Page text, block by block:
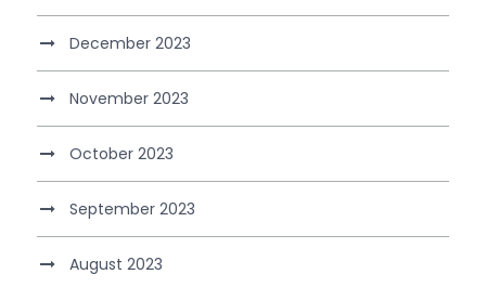
December 2023
November 2023
October 2023
September 2023
August 2023